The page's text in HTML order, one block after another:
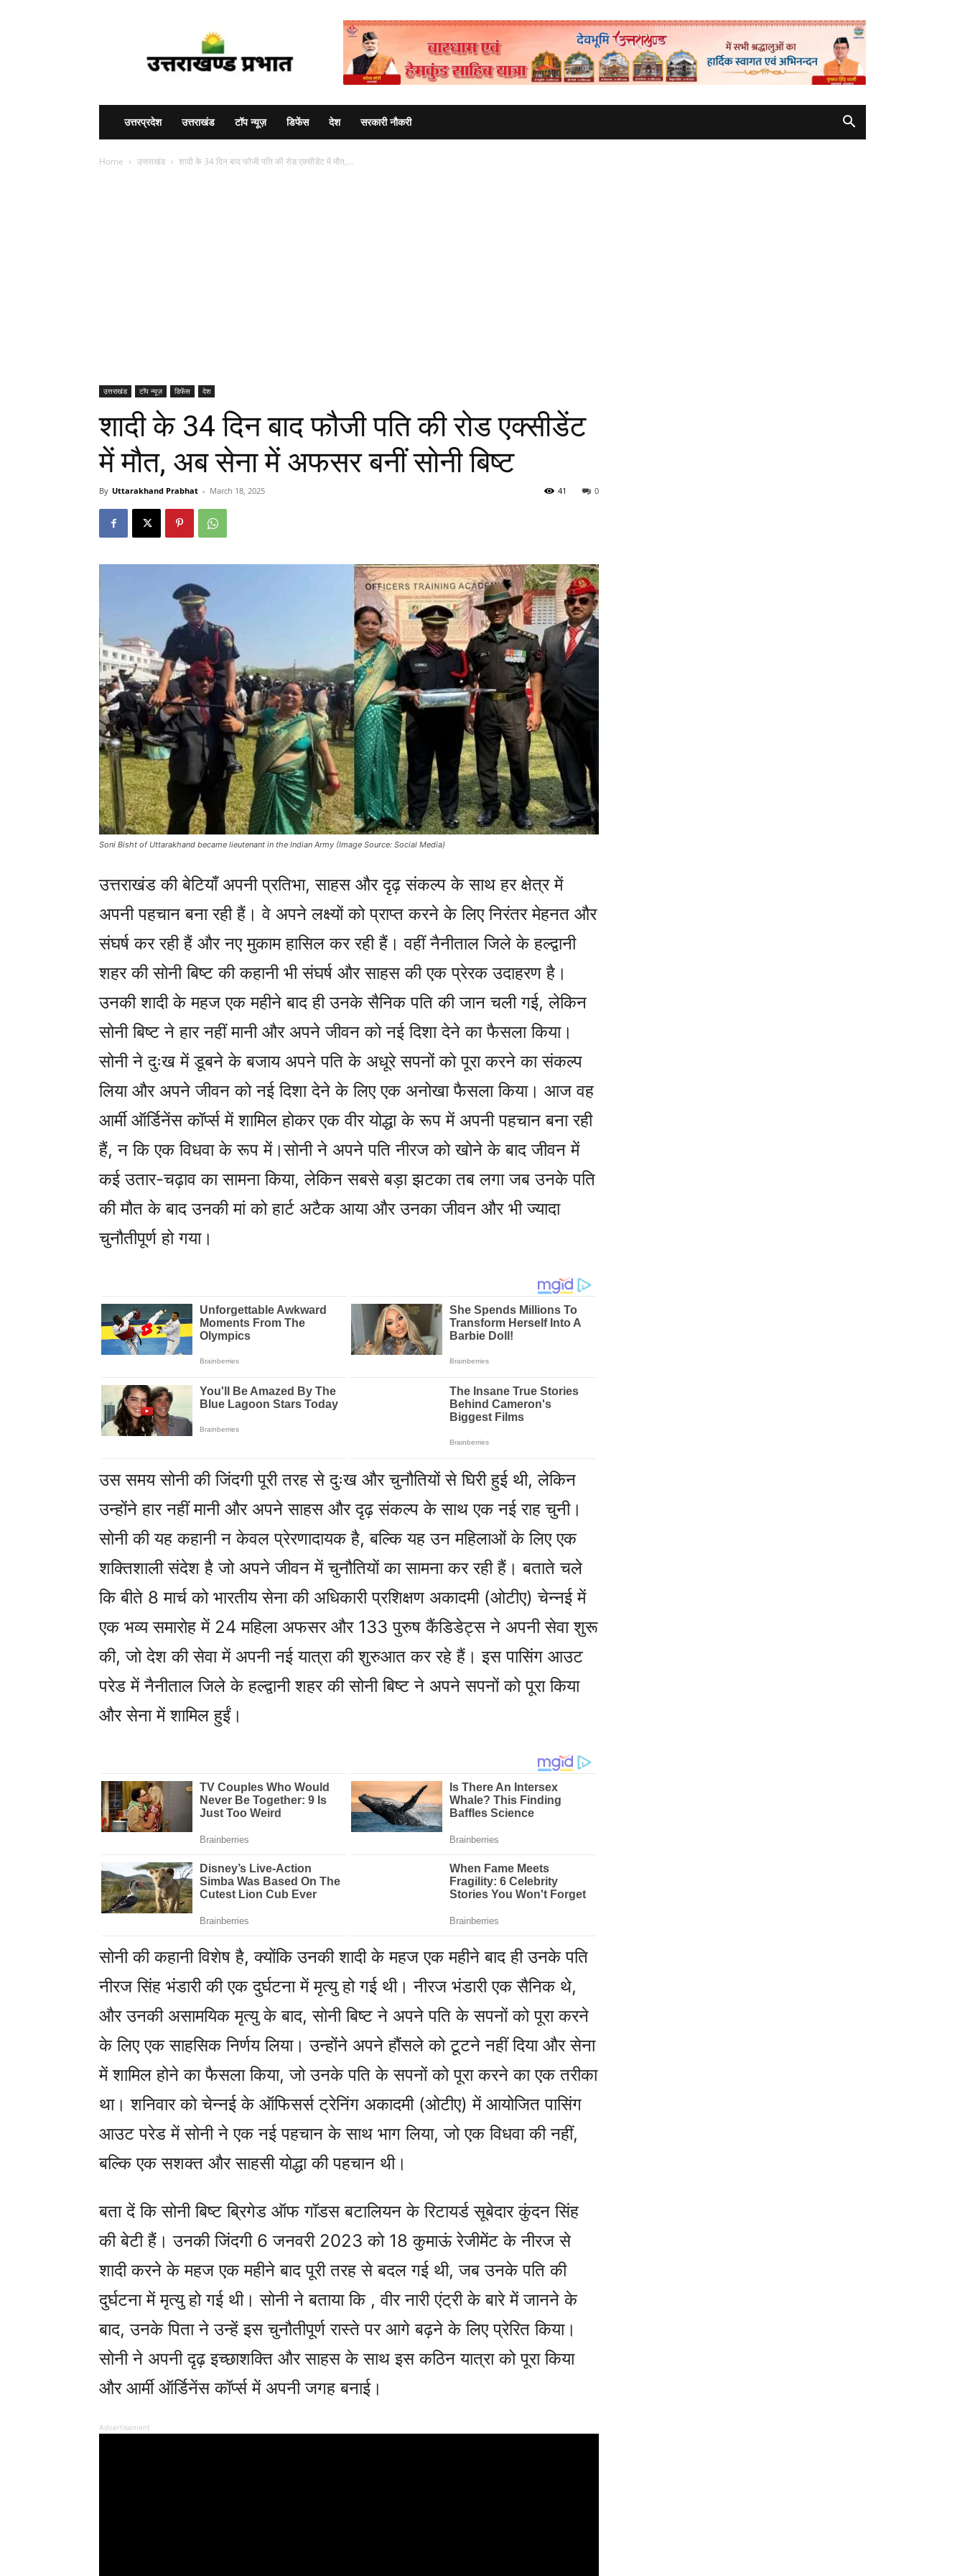
Advertisement
उत्तरप्रदेश उत्तराखंड टॉप न्यूज़ डिफेंस देश सरकारी नौकरी
Home उत्तराखंड शादी के 34 दिन बाद फौजी पति की रोड एक्सीडेंट में मौत,...
उत्तराखंड टॉप न्यूज़ डिफेंस देश
शादी के 34 दिन बाद फौजी पति की रोड एक्सीडेंट
में मौत, अब सेना में अफसर बनीं सोनी बिष्ट
By Uttarakhand Prabhat - March 18, 2025 0
41
Soni Bisht of Uttarakhand became lieutenant in the Indian Army (Image Source: Social Media)
उत्तराखंड की बेटियाँ अपनी प्रतिभा, साहस और दृढ़ संकल्प के साथ हर क्षेत्र में
अपनी पहचान बना रही हैं। वे अपने लक्ष्यों को प्राप्त करने के लिए निरंतर मेहनत और
संघर्ष कर रही हैं और नए मुकाम हासिल कर रही हैं। वहीं नैनीताल जिले के हल्द्वानी
शहर की सोनी बिष्ट की कहानी भी संघर्ष और साहस की एक प्रेरक उदाहरण है।
उनकी शादी के महज एक महीने बाद ही उनके सैनिक पति की जान चली गई, लेकिन
सोनी बिष्ट ने हार नहीं मानी और अपने जीवन को नई दिशा देने का फैसला किया।
सोनी ने दुःख में डूबने के बजाय अपने पति के अधूरे सपनों को पूरा करने का संकल्प
लिया और अपने जीवन को नई दिशा देने के लिए एक अनोखा फैसला किया। आज वह
आर्मी ऑर्डिनेंस कॉर्प्स में शामिल होकर एक वीर योद्धा के रूप में अपनी पहचान बना रही
हैं, न कि एक विधवा के रूप में।सोनी ने अपने पति नीरज को खोने के बाद जीवन में
कई उतार-चढ़ाव का सामना किया, लेकिन सबसे बड़ा झटका तब लगा जब उनके पति
की मौत के बाद उनकी मां को हार्ट अटैक आया और उनका जीवन और भी ज्यादा
चुनौतीपूर्ण हो गया।
उस समय सोनी की जिंदगी पूरी तरह से दुःख और चुनौतियों से घिरी हुई थी, लेकिन
उन्होंने हार नहीं मानी और अपने साहस और दृढ़ संकल्प के साथ एक नई राह चुनी।
सोनी की यह कहानी न केवल प्रेरणादायक है, बल्कि यह उन महिलाओं के लिए एक
शक्तिशाली संदेश है जो अपने जीवन में चुनौतियों का सामना कर रही हैं। बताते चले
कि बीते 8 मार्च को भारतीय सेना की अधिकारी प्रशिक्षण अकादमी (ओटीए) चेन्नई में
एक भव्य समारोह में 24 महिला अफसर और 133 पुरुष कैंडिडेट्स ने अपनी सेवा शुरू
की, जो देश की सेवा में अपनी नई यात्रा की शुरुआत कर रहे हैं। इस पासिंग आउट
परेड में नैनीताल जिले के हल्द्वानी शहर की सोनी बिष्ट ने अपने सपनों को पूरा किया
और सेना में शामिल हुईं।
सोनी की कहानी विशेष है, क्योंकि उनकी शादी के महज एक महीने बाद ही उनके पति
नीरज सिंह भंडारी की एक दुर्घटना में मृत्यु हो गई थी। नीरज भंडारी एक सैनिक थे,
और उनकी असामयिक मृत्यु के बाद, सोनी बिष्ट ने अपने पति के सपनों को पूरा करने
के लिए एक साहसिक निर्णय लिया। उन्होंने अपने हौंसले को टूटने नहीं दिया और सेना
में शामिल होने का फैसला किया, जो उनके पति के सपनों को पूरा करने का एक तरीका
था। शनिवार को चेन्नई के ऑफिसर्स ट्रेनिंग अकादमी (ओटीए) में आयोजित पासिंग
आउट परेड में सोनी ने एक नई पहचान के साथ भाग लिया, जो एक विधवा की नहीं,
बल्कि एक सशक्त और साहसी योद्धा की पहचान थी।
बता दें कि सोनी बिष्ट ब्रिगेड ऑफ गॉडस बटालियन के रिटायर्ड सूबेदार कुंदन सिंह
की बेटी हैं। उनकी जिंदगी 6 जनवरी 2023 को 18 कुमाऊं रेजीमेंट के नीरज से
शादी करने के महज एक महीने बाद पूरी तरह से बदल गई थी, जब उनके पति की
दुर्घटना में मृत्यु हो गई थी। सोनी ने बताया कि , वीर नारी एंट्री के बारे में जानने के
बाद, उनके पिता ने उन्हें इस चुनौतीपूर्ण रास्ते पर आगे बढ़ने के लिए प्रेरित किया।
सोनी ने अपनी दृढ़ इच्छाशक्ति और साहस के साथ इस कठिन यात्रा को पूरा किया
और आर्मी ऑर्डिनेंस कॉर्प्स में अपनी जगह बनाई।
Advertisement